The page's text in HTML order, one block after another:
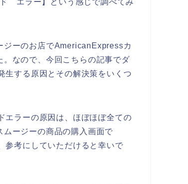
ジーのお店でAmericanExpressカ
なので、今回こちらの記事でダ
する原因とその解決策をいくつ
エラーの原因は、ほぼほぼ全ての
ムージーの商品の購入画面で
参考にしていただけると幸いで